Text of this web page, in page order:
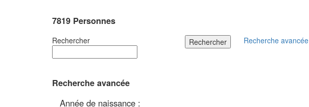
7819 Personnes
Rechercher Rechercher Recherche avancée
Recherche avancée
Année de naissance :